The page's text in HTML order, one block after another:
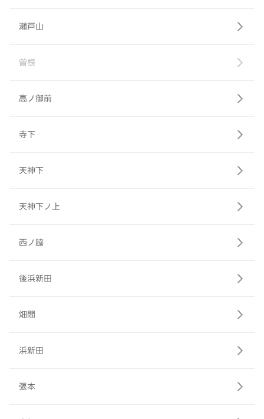
瀬戸山
曽根
高ノ御前
寺下
天神下
天神下ノ上
西ノ脇
後浜新田
畑間
浜新田
張本